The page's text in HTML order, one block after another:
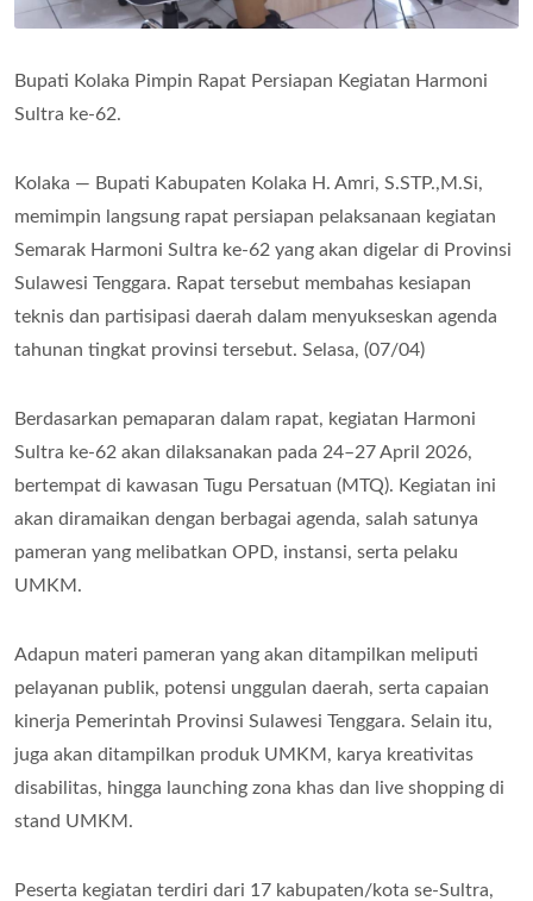
Bupati Kolaka Pimpin Rapat Persiapan Kegiatan Harmoni
Sultra ke-62.
Kolaka — Bupati Kabupaten Kolaka H. Amri, S.STP.,M.Si,
memimpin langsung rapat persiapan pelaksanaan kegiatan
Semarak Harmoni Sultra ke-62 yang akan digelar di Provinsi
Sulawesi Tenggara. Rapat tersebut membahas kesiapan
teknis dan partisipasi daerah dalam menyukseskan agenda
tahunan tingkat provinsi tersebut. Selasa, (07/04)
Berdasarkan pemaparan dalam rapat, kegiatan Harmoni
Sultra ke-62 akan dilaksanakan pada 24–27 April 2026,
bertempat di kawasan Tugu Persatuan (MTQ). Kegiatan ini
akan diramaikan dengan berbagai agenda, salah satunya
pameran yang melibatkan OPD, instansi, serta pelaku
UMKM.
Adapun materi pameran yang akan ditampilkan meliputi
pelayanan publik, potensi unggulan daerah, serta capaian
kinerja Pemerintah Provinsi Sulawesi Tenggara. Selain itu,
juga akan ditampilkan produk UMKM, karya kreativitas
disabilitas, hingga launching zona khas dan live shopping di
stand UMKM.
Peserta kegiatan terdiri dari 17 kabupaten/kota se-Sultra,